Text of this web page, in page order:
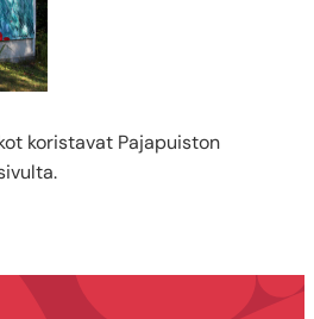
koristavat Pajapuiston